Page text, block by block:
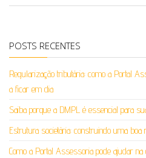
POSTS RECENTES
Regularização tributária: como a Portal
a ficar em dia
Saiba porque a DMPL é essencial para
Estrutura societária: construindo uma boa
Como a Portal Assessoria pode ajudar